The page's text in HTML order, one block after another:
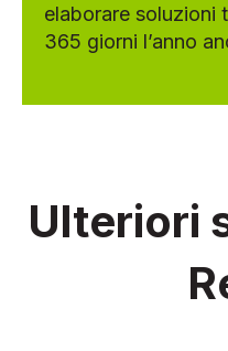
elaborare soluzioni
365 giorni l’anno
Ulteriori